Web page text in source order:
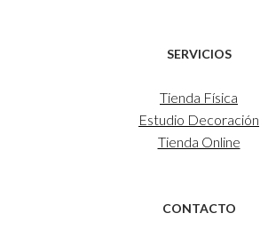
SERVICIOS
Tienda Física
Estudio Decoración
Tienda Online
CONTACTO